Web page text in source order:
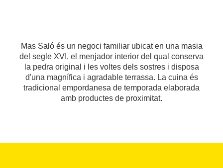
Mas Saló és un negoci familiar ubicat en una masia
del segle XVI, el menjador interior del qual conserva
la pedra original i les voltes dels sostres i disposa
d'una magnífica i agradable terrassa. La cuina és
tradicional empordanesa de temporada elaborada
amb productes de proximitat.